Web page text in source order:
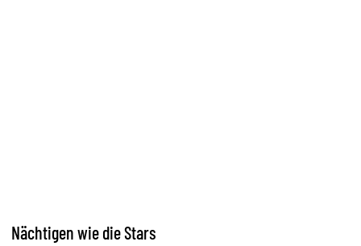
Nächtigen wie die Stars